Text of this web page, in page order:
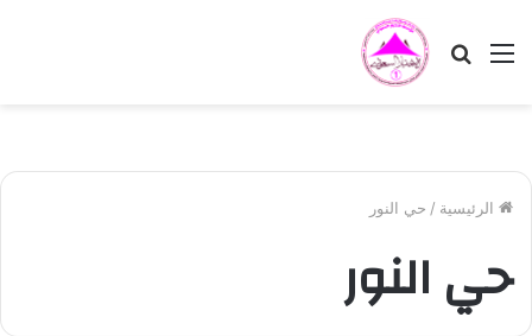
القائمة بحث
الرئيسية / حي النور
حي النور